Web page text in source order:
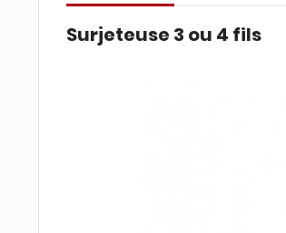
Surjeteuse 3 ou 4 fils